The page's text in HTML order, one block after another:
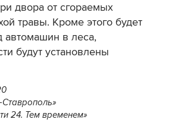
двора от сгораемых
травы. Кроме этого будет
автомашин в леса,
будут установлены
24. Тем временем»